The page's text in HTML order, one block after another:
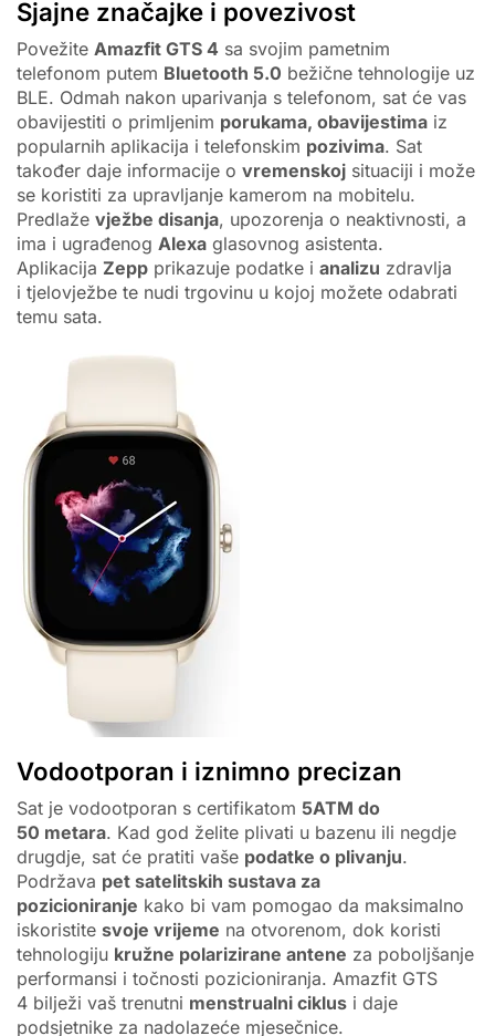
Sjajne značajke i povezivost
Povežite Amazfit GTS 4 sa svojim pametnim
telefonom putem Bluetooth 5.0 bežične tehnologije uz
BLE. Odmah nakon uparivanja s telefonom, sat će vas
obavijestiti o primljenim porukama, obavijestima iz
popularnih aplikacija i telefonskim pozivima. Sat
također daje informacije o vremenskoj situaciji i može
se koristiti za upravljanje kamerom na mobitelu.
Predlaže vježbe disanja, upozorenja o neaktivnosti, a
ima i ugrađenog Alexa glasovnog asistenta.
Aplikacija Zepp prikazuje podatke i analizu zdravlja
i tjelovježbe te nudi trgovinu u kojoj možete odabrati
temu sata.
Vodootporan i iznimno precizan
Sat je vodootporan s certifikatom 5ATM do
50 metara. Kad god želite plivati ​​u bazenu ili negdje
drugdje, sat će pratiti vaše podatke o plivanju.
Podržava pet satelitskih sustava za
pozicioniranje kako bi vam pomogao da maksimalno
iskoristite svoje vrijeme na otvorenom, dok koristi
tehnologiju kružne polarizirane antene za poboljšanje
performansi i točnosti pozicioniranja. Amazfit GTS
4 bilježi vaš trenutni menstrualni ciklus i daje
podsjetnike za nadolazeće mjesečnice.